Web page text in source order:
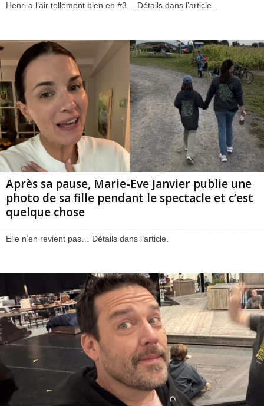
Henri a l’air tellement bien en #3… Détails dans l’article.
Après sa pause, Marie-Eve Janvier publie une
photo de sa fille pendant le spectacle et c’est
quelque chose
Elle n’en revient pas… Détails dans l’article.